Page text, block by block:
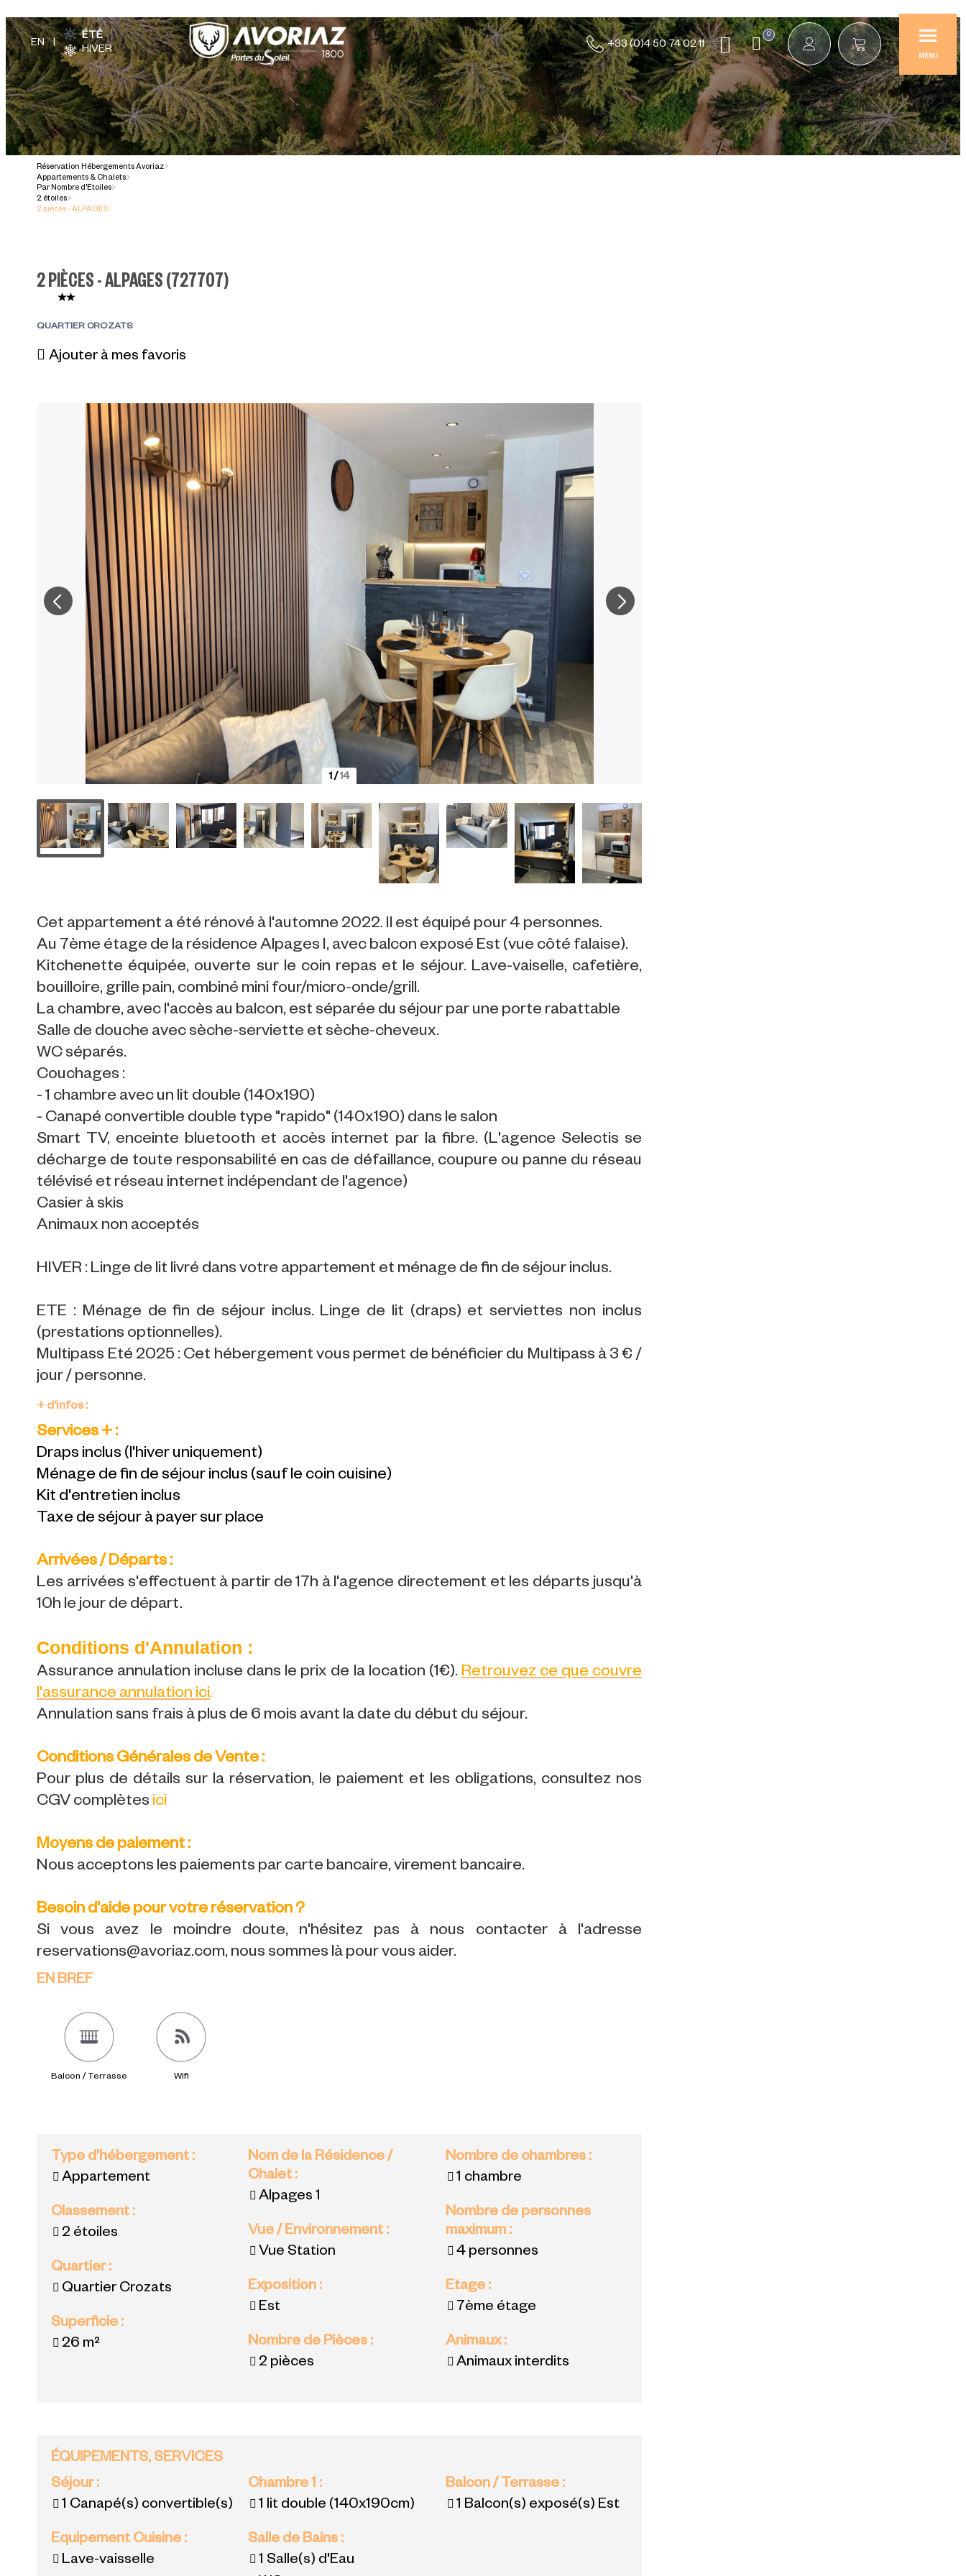
ÉTÉ
HIVER
+33 (0)4 50 74 02 11
0
MENU
Réservation Hébergements Avoriaz>
Appartements & Chalets>
Par Nombre d'Etoiles>
2 étoiles>
2 pièces - ALPAGES
2 PIÈCES - ALPAGES(727707)
QUARTIER CROZATS
Ajouter à mes favoris
1/14
Cet appartement a été rénové à l'automne 2022. Il est équipé pour 4 personnes.
Au 7ème étage de la résidence Alpages I, avec balcon exposé Est (vue côté falaise).
Kitchenette équipée, ouverte sur le coin repas et le séjour. Lave-vaiselle, cafetière,
bouilloire, grille pain, combiné mini four/micro-onde/grill.
La chambre, avec l'accès au balcon, est séparée du séjour par une porte rabattable
Salle de douche avec sèche-serviette et sèche-cheveux.
WC séparés.
Couchages :
- 1 chambre avec un lit double (140x190)
- Canapé convertible double type "rapido" (140x190) dans le salon
Smart TV, enceinte bluetooth et accès internet par la fibre. (L'agence Selectis se
décharge de toute responsabilité en cas de défaillance, coupure ou panne du réseau
télévisé et réseau internet indépendant de l'agence)
Casier à skis
Animaux non acceptés
HIVER : Linge de lit livré dans votre appartement et ménage de fin de séjour inclus.
ETE : Ménage de fin de séjour inclus. Linge de lit (draps) et serviettes non inclus
(prestations optionnelles).
Multipass Eté 2025 : Cet hébergement vous permet de bénéficier du Multipass à 3 € /
jour / personne.
+ d'infos :
Services + :
Draps inclus (l'hiver uniquement)
Ménage de fin de séjour inclus (sauf le coin cuisine)
Kit d'entretien inclus
Taxe de séjour à payer sur place
Arrivées / Départs :
Les arrivées s'effectuent à partir de 17h à l'agence directement et les départs jusqu'à
10h le jour de départ.
Conditions d'Annulation :
Assurance annulation incluse dans le prix de la location (1€).Retrouvez ce que couvre
l'assurance annulation ici.
Annulation sans frais à plus de 6 mois avant la date du début du séjour.
Conditions Générales de Vente :
Pour plus de détails sur la réservation, le paiement et les obligations, consultez nos
CGV complètes ici
Moyens de paiement :
Nous acceptons les paiements par carte bancaire, virement bancaire.
Besoin d'aide pour votre réservation ?
Si vous avez le moindre doute, n'hésitez pas à nous contacter à l'adresse
reservations@avoriaz.com, nous sommes là pour vous aider.
EN BREF
Balcon / Terrasse Wifi
Type d'hébergement:
Appartement
Classement:
2 étoiles
Quartier:
Quartier Crozats
Superficie :
26 m²
Nom de la Résidence /
Chalet:
Alpages 1
Vue / Environnement:
Vue Station
Exposition :
Est
Nombre de Pièces :
2 pièces
Nombre de chambres :
1 chambre
Nombre de personnes
maximum :
4 personnes
Etage :
7ème étage
Animaux:
Animaux interdits
ÉQUIPEMENTS, SERVICES
Séjour:
1 Canapé(s) convertible(s)
Equipement Cuisine :
Lave-vaisselle
Chambre 1 :
1 lit double (140x190cm)
Salle de Bains :
1 Salle(s) d'Eau
Balcon / Terrasse :
1 Balcon(s) exposé(s) Est